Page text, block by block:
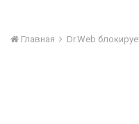
Главная Dr.Web